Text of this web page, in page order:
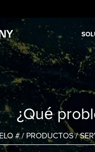
¿Qué